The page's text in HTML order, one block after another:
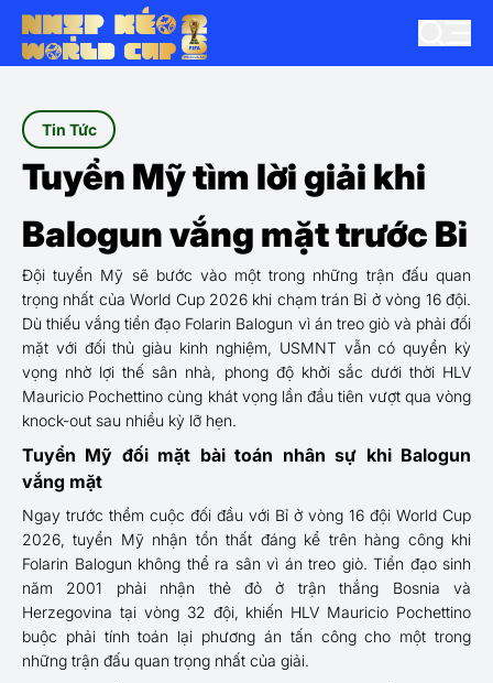
Tin Tức
Tuyển Mỹ tìm lời giải khi
Balogun vắng mặt trước Bỉ
Đội tuyển Mỹ sẽ bước vào một trong những trận đấu quan
trọng nhất của World Cup 2026 khi chạm trán Bỉ ở vòng 16 đội.
Dù thiếu vắng tiền đạo Folarin Balogun vì án treo giò và phải đối
mặt với đối thủ giàu kinh nghiệm, USMNT vẫn có quyền kỳ
vọng nhờ lợi thế sân nhà, phong độ khởi sắc dưới thời HLV
Mauricio Pochettino cùng khát vọng lần đầu tiên vượt qua vòng
knock-out sau nhiều kỳ lỡ hẹn.
Tuyển Mỹ đối mặt bài toán nhân sự khi Balogun
vắng mặt
Ngay trước thềm cuộc đối đầu với Bỉ ở vòng 16 đội World Cup
2026, tuyển Mỹ nhận tổn thất đáng kể trên hàng công khi
Folarin Balogun không thể ra sân vì án treo giò. Tiền đạo sinh
năm 2001 phải nhận thẻ đỏ ở trận thắng Bosnia và
Herzegovina tại vòng 32 đội, khiến HLV Mauricio Pochettino
buộc phải tính toán lại phương án tấn công cho một trong
những trận đấu quan trọng nhất của giải.